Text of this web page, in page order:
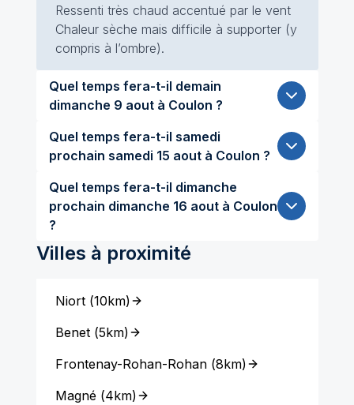
Ressenti très chaud accentué par le vent
Chaleur sèche mais difficile à supporter (y
compris à l’ombre).
Quel temps fera-t-il demain
dimanche 9 aout à Coulon ?
Quel temps fera-t-il samedi
prochain samedi 15 aout à Coulon ?
Quel temps fera-t-il dimanche
prochain dimanche 16 aout à Coulon
?
Villes à proximité
Niort(10km)
Benet(5km)
Frontenay-Rohan-Rohan(8km)
Magné(4km)